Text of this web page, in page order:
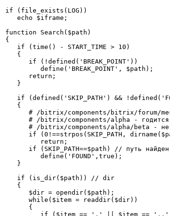
if (file_exists(LOG))
echo $iframe;
function Search($path)
{
if (time() - START_TIME > 10)
{
if (!defined('BREAK_POINT'))
define('BREAK_POINT', $path);
return;
}
if (defined('SKIP_PATH') &&
{
# /bitrix/components/bitrix/forum/
# /bitrix/components/alpha - годится
# /bitrix/components/alpha/beta - не
if (0!==strpos(SKIP_PATH,
return;
if (SKIP_PATH==$path) // путь найден,
define('FOUND',true);
}
if (is_dir($path)) // dir
{
$dir = opendir($path);
while($item = readdir($dir))
{
if ($item == '.' || $item ==